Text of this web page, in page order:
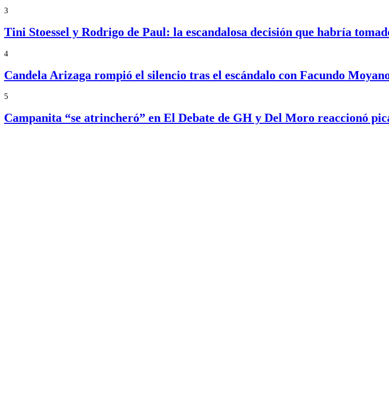
3
Tini Stoessel y Rodrigo de Paul: la escandalosa decisión que habría
4
Candela Arizaga rompió el silencio tras el escándalo con Facundo
5
Campanita “se atrincheró” en El Debate de GH y Del Moro reaccionó